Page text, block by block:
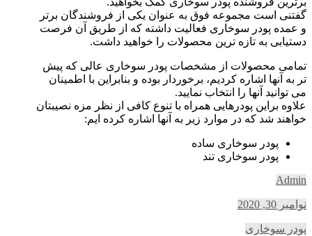
گفتنی است مجموعه فوق به عنوان یکی از فروشندگان برتر
و عمده پودر سوخاری فعالیت داشته که از طریق آن فرصت
دستیابی به تازه ترین محصولات را خواهید داشت.
تمامی محصولات از مشخصات پودر سوخاری عالی که پیش
تر به آنها اشاره کردیم، برخوردار بوده و بنابراین با اطمینان
می توانید آنها را انتخاب نمایید.
علاوه براین پودرهایی همراه با تنوع کافی از نظر مزه نصیبتان
خواهند شد که در موارد زیر به آنها اشاره کرده ایم:
پودر سوخاری ساده
پودر سوخاری تند
Admin
نوامبر 30, 2020
پودر سوخاری